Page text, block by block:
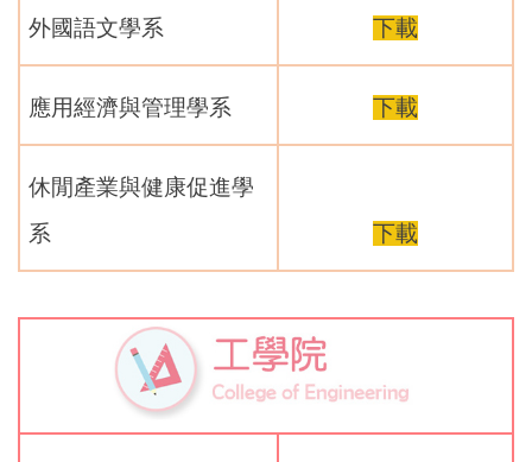
外國語文學系 下載
應用經濟與管理學系 下載
休閒產業與健康促進學
系
下載